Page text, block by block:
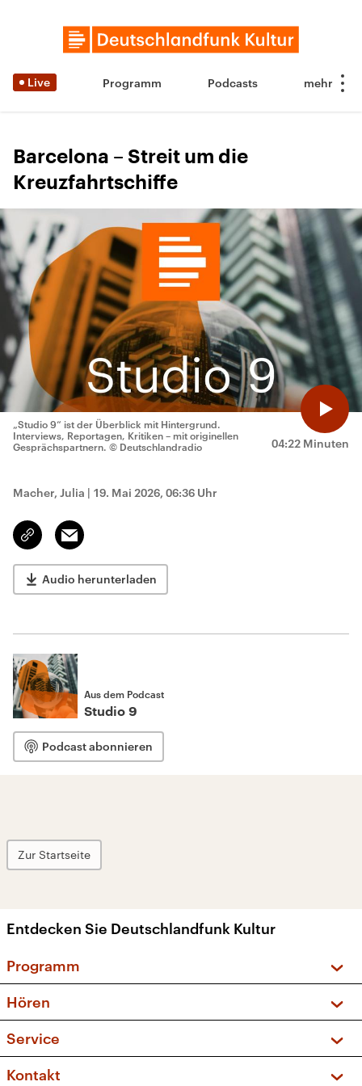
Live Programm Podcasts
Barcelona – Streit um die
Kreuzfahrtschiffe
04:22 Minuten
„Studio 9“ ist der Überblick mit Hintergrund.
Interviews, Reportagen, Kritiken – mit originellen
Gesprächspartnern. © Deutschlandradio
Macher, Julia | 19. Mai 2026, 06:36 Uhr
Link
kopieren/teilen
Email
Audio herunterladen
Aus dem Podcast
Studio 9
Podcast abonnieren
Zur Startseite
Entdecken Sie Deutschlandfunk Kultur
Programm
Sendungen und Podcasts
Musikliste
Kakadu – Das Kinderprogramm
Hören
Frequenzen (UKW + DAB+)
Service
FAQ
Kontakt